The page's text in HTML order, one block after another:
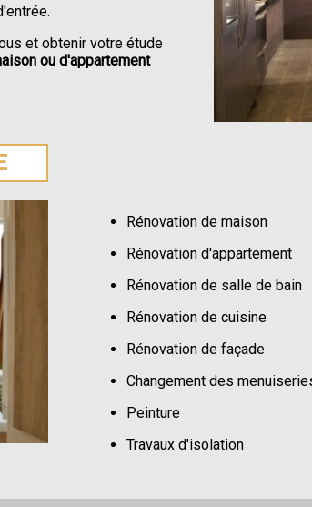
et obtenir votre étude
ou d'appartement
Rénovation de maison
Rénovation d'appartement
Rénovation de salle de bain
Rénovation de cuisine
Rénovation de façade
Changement des
Peinture
Travaux d'isolation